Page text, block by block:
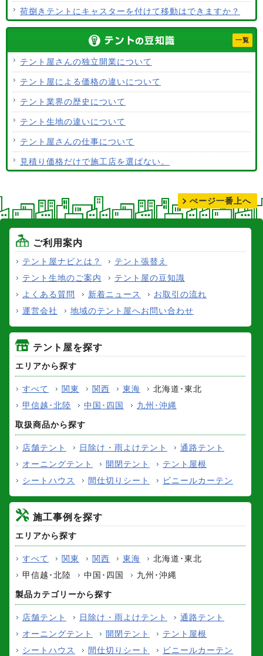
荷捌きテントにキャスターを付けて移動はできますか？
使用するテント生地の違いは？
ALCなどにオーニングは設置できますか？
テント生地はクリーニングできますか？
一覧
テント屋さんの独立開業について
テント屋による価格の違いについて
テント業界の歴史について
テント生地の違いについて
テント屋さんの仕事について
見積り価格だけで施工店を選ばない。
ぺージ一番上へ
ご利用案内
テント屋ナビとは？
テント張替え
テント生地のご案内
テント屋の豆知識
よくある質問
新着ニュース
お取引の流れ
運営会社
地域のテント屋へお問い合わせ
テント屋を探す
エリアから探す
すべて 関東 関西 東海
北海道･東北
甲信越･北陸
中国･四国 九州･沖縄
取扱商品から探す
店舗テント 日除け・雨よけテント
通路テント
オーニングテント
開閉テント
テント屋根
シートハウス
間仕切りシート ビニールカーテン
施工事例を探す
エリアから探す
すべて 関東 関西 東海
北海道･東北
甲信越･北陸
中国･四国 九州･沖縄
製品カテゴリーから探す
店舗テント 日除け・雨よけテント
通路テント
オーニングテント
開閉テント
テント屋根
シートハウス
間仕切りシート ビニールカーテン